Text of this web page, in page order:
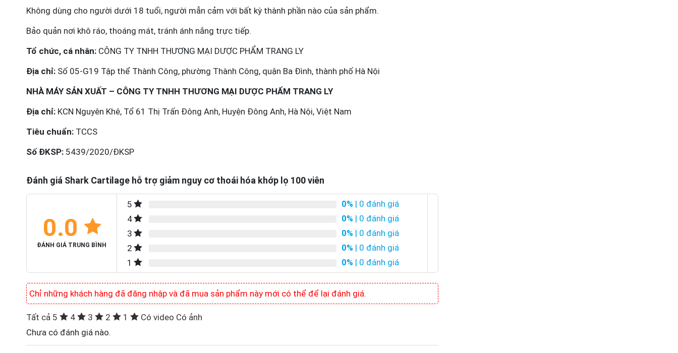
Không dùng cho người dưới 18 tuổi, người mẫn cảm với bất kỳ thành phần nào của sản phẩm.
Bảo quản nơi khô ráo, thoáng mát, tránh ánh nắng trực tiếp.
Tổ chức, cá nhân: CÔNG TY TNHH THƯƠNG MẠI DƯỢC PHẨM TRANG LY
Địa chỉ: Số 05-G19 Tập thể Thành Công, phường Thành Công, quận Ba Đình, thành phố Hà Nội
NHÀ MÁY SẢN XUẤT – CÔNG TY TNHH THƯƠNG MẠI DƯỢC PHẨM TRANG LY
Địa chỉ: KCN Nguyên Khê, Tổ 61 Thị Trấn Đông Anh, Huyện Đông Anh, Hà Nội, Việt Nam
Tiêu chuẩn: TCCS
Số ĐKSP: 5439/2020/ĐKSP
Đánh giá Shark Cartilage hỗ trợ giảm nguy cơ thoái hóa khớp lọ 100 viên
0.0
ĐÁNH GIÁ TRUNG BÌNH
5 0% | 0 đánh giá
4
0% | 0 đánh giá
3
0% | 0 đánh giá
2
0% | 0 đánh giá
1
0% | 0 đánh giá
Chỉ những khách hàng đã đăng nhập và đã mua sản phẩm này mới có thể để lại đánh giá.
Tất cả 5 4 3 2 1 Có video Có ảnh
Chưa có đánh giá nào.